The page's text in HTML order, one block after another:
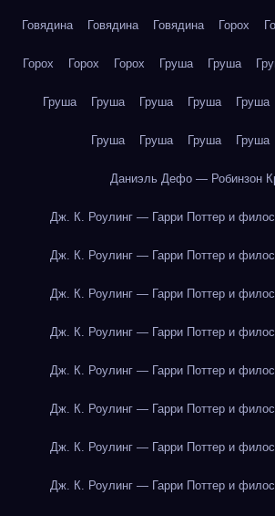
Говядина Говядина Говядина Горох
Горох Горох Горох Груша Груша
Груша Груша Груша Груша Груша
Груша Груша Груша Груша
Даниэль Дефо — Робинзон
Дж. К. Роулинг — Гарри Поттер и
Дж. К. Роулинг — Гарри Поттер и
Дж. К. Роулинг — Гарри Поттер и
Дж. К. Роулинг — Гарри Поттер и
Дж. К. Роулинг — Гарри Поттер и
Дж. К. Роулинг — Гарри Поттер и
Дж. К. Роулинг — Гарри Поттер и
Дж. К. Роулинг — Гарри Поттер и